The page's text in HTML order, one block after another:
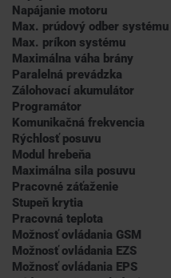
Napájanie motoru
Max. prúdový odber systému
Max. príkon systému
Maximálna váha brány
Paralelná prevádzka
Zálohovací akumulátor
Programátor
Komunikačná frekvencia
Rýchlosť posuvu
Modul hrebeňa
Maximálna sila posuvu
Pracovné záťaženie
Stupeň krytia
Pracovná teplota
Možnosť ovládania GSM
Možnosť ovládania EZS
Možnosť ovládania EPS